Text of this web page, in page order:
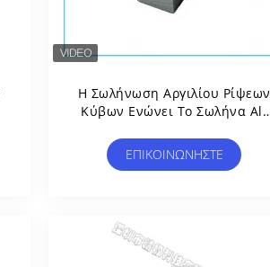
Η Σωλήνωση Αργιλίου Ρίψεων
Κύβων Ενώνει Το Σωλήνα Al-
Συνδετήρα Δύο Σωλήνων
ΕΠΙΚΟΙΝΩΝΉΣΤΕ